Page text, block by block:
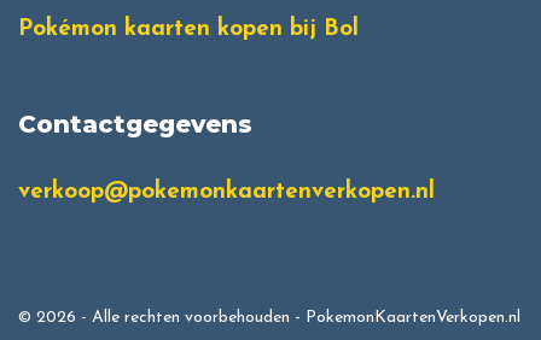
Pokémon kaarten kopen bij Bol
Contactgegevens
verkoop@pokemonkaartenverkopen.nl
© 2026 - Alle rechten voorbehouden - PokemonKaartenVerkopen.nl